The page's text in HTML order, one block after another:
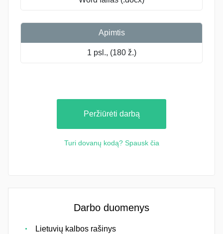
Apimtis
1 psl., (180 ž.)
Peržiūrėti darbą
Turi dovanų kodą? Spausk čia
Darbo duomenys
Lietuvių kalbos rašinys